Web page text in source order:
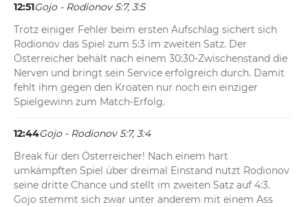
12:51Gojo - Rodionov 5:7, 3:5
Trotz einiger Fehler beim ersten Aufschlag sichert sich
Rodionov das Spiel zum 5:3 im zweiten Satz. Der
Österreicher behält nach einem 30:30-Zwischenstand die
Nerven und bringt sein Service erfolgreich durch. Damit
fehlt ihm gegen den Kroaten nur noch ein einziger
Spielgewinn zum Match-Erfolg.
12:44Gojo - Rodionov 5:7, 3:4
Break für den Österreicher! Nach einem hart
umkämpften Spiel über dreimal Einstand nutzt Rodionov
seine dritte Chance und stellt im zweiten Satz auf 4:3.
Gojo stemmt sich zwar unter anderem mit einem Ass